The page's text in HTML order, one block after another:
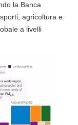
la Banca
agricoltura e
a livelli